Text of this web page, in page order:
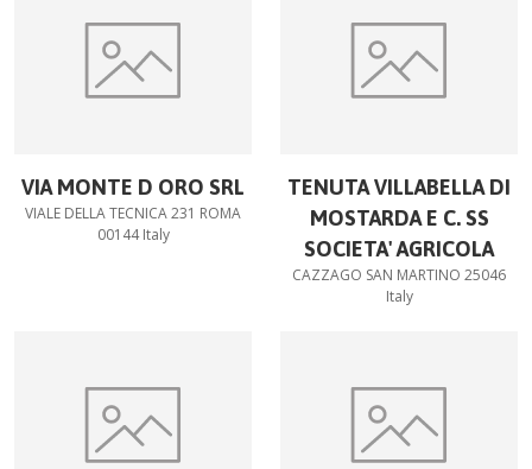
VIA MONTE D ORO SRL
VIALE DELLA TECNICA 231 ROMA
00144 Italy
TENUTA VILLABELLA DI
MOSTARDA E C. SS
SOCIETA' AGRICOLA
CAZZAGO SAN MARTINO 25046
Italy